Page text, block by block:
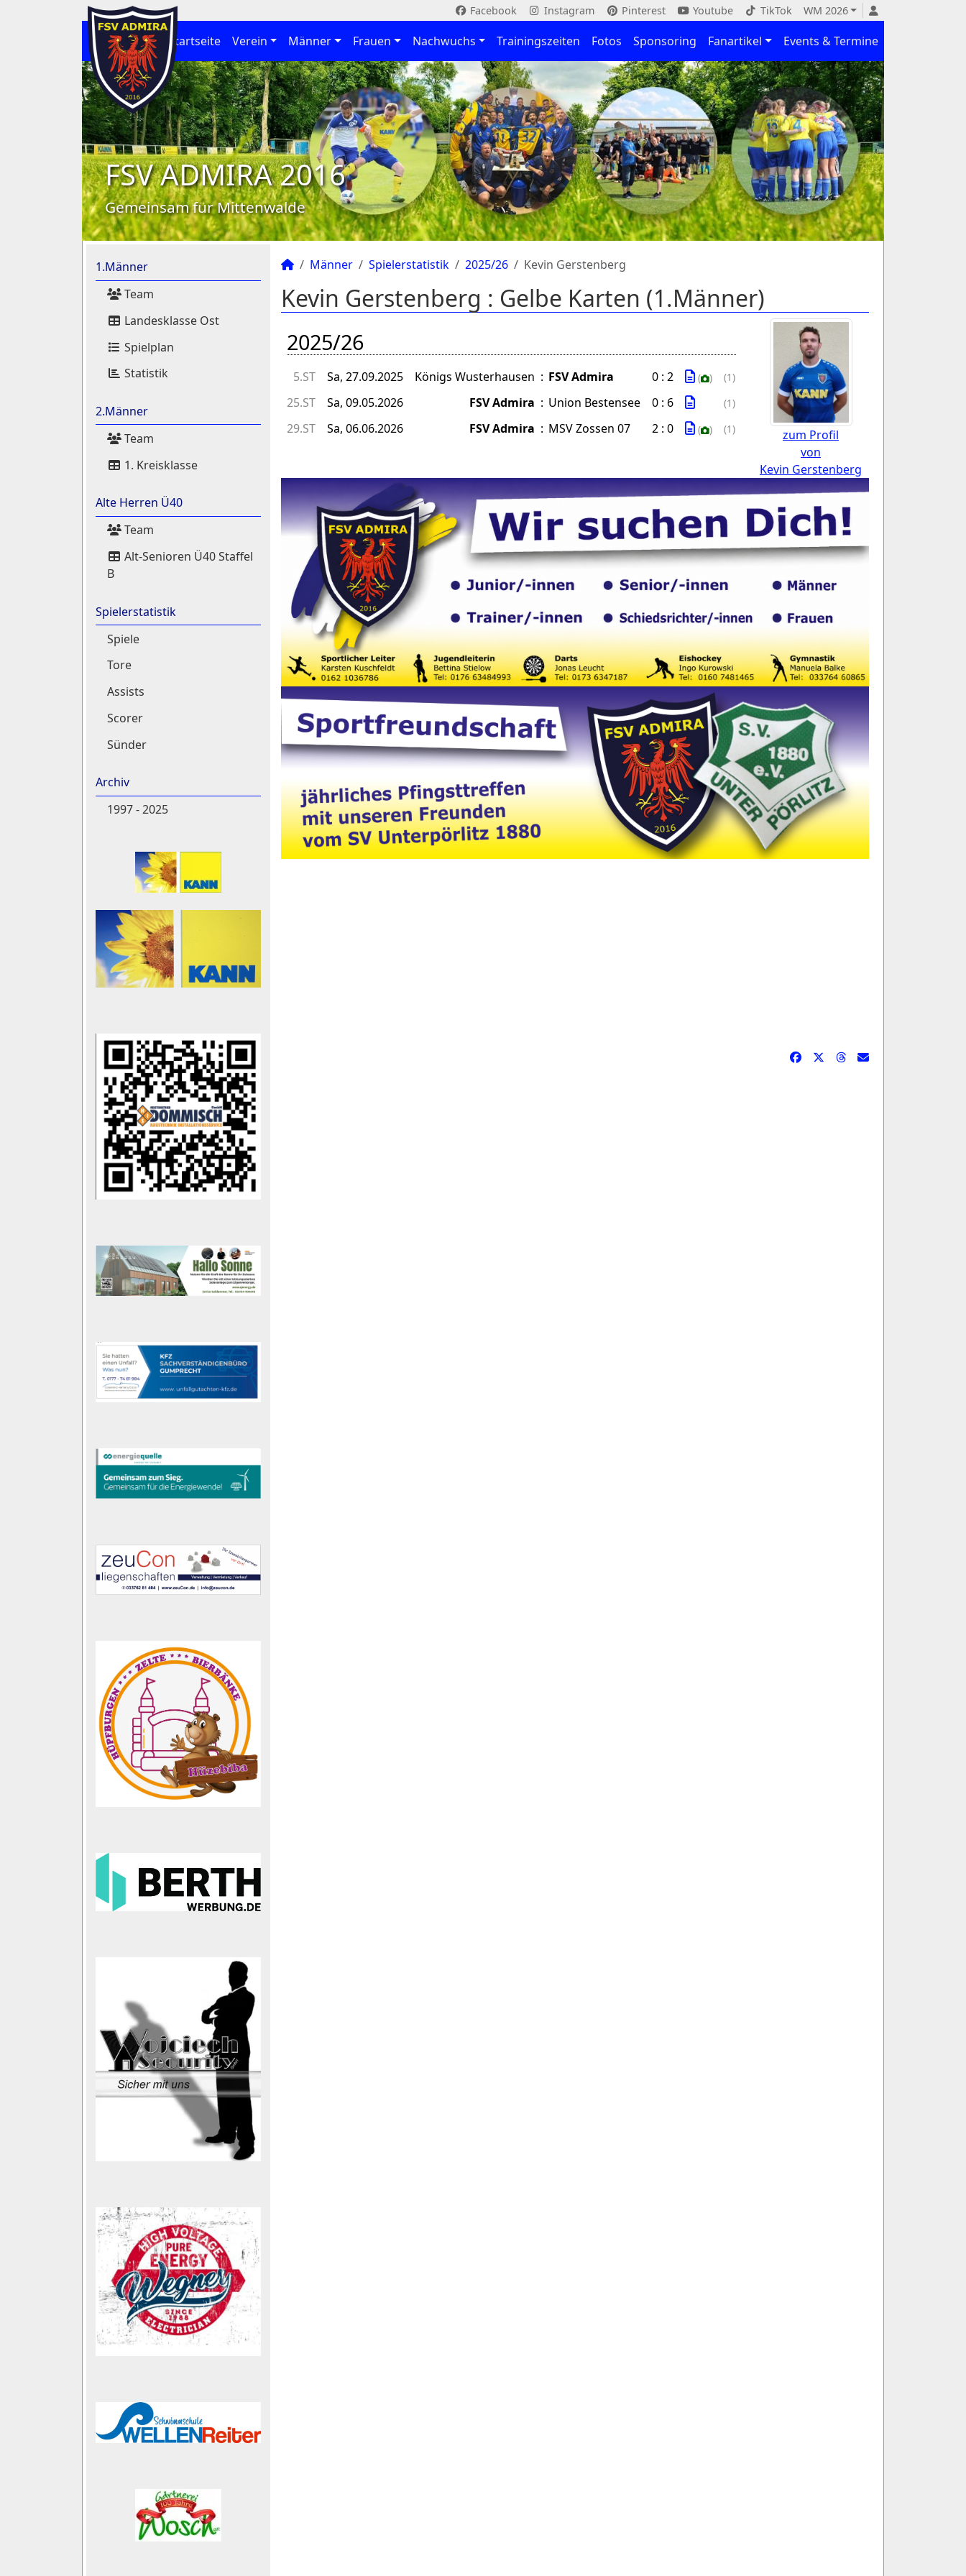
Facebook Instagram Pinterest Youtube TikTok WM 2026
Startseite Verein Männer Frauen Nachwuchs Trainingszeiten Fotos Sponsoring Fanartikel Events & Termine
FSV ADMIRA 2016
Gemeinsam für Mittenwalde
1.Männer
Team
Landesklasse Ost
Spielplan
Statistik
2.Männer
Team
1. Kreisklasse
Alte Herren Ü40
Team
Alt-Senioren Ü40 Staffel
B
Spielerstatistik
Spiele
Tore
Assists
Scorer
Sünder
Archiv
1997 - 2025
Männer Spielerstatistik 2025/26 Kevin Gerstenberg
Kevin Gerstenberg : Gelbe Karten (1.Männer)
zum Profil
von
Kevin Gerstenberg
2025/26
5.ST Sa, 27.09.2025 Königs Wusterhausen : FSV Admira 0 : 2 ( ) (1)
25.ST Sa, 09.05.2026 FSV Admira : Union Bestensee 0 : 6 (1)
29.ST Sa, 06.06.2026 FSV Admira : MSV Zossen 07 2 : 0 ( ) (1)